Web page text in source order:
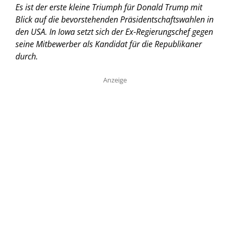
Es ist der erste kleine Triumph für Donald Trump mit
Blick auf die bevorstehenden Präsidentschaftswahlen in
den USA. In Iowa setzt sich der Ex-Regierungschef gegen
seine Mitbewerber als Kandidat für die Republikaner
durch.
Anzeige